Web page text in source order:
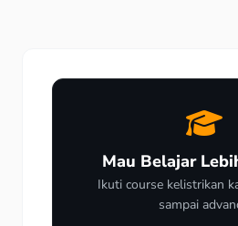
Mau Belajar
Ikuti course kelistrikan
sampai